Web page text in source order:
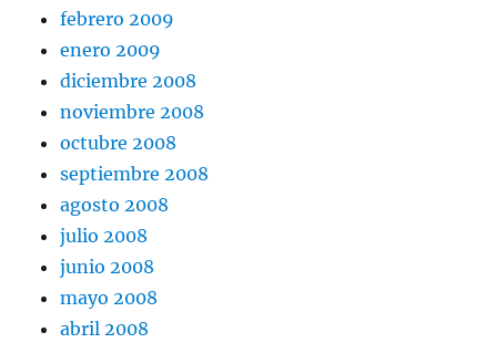
febrero 2009
enero 2009
diciembre 2008
noviembre 2008
octubre 2008
septiembre 2008
agosto 2008
julio 2008
junio 2008
mayo 2008
abril 2008